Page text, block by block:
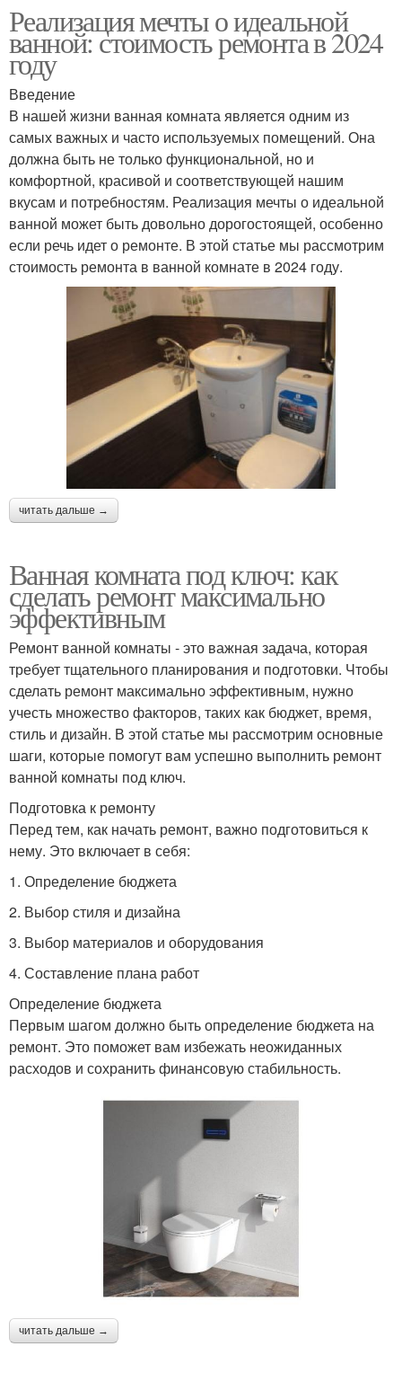
Реализация мечты о идеальной
ванной: стоимость ремонта в 2024
году
Введение
В нашей жизни ванная комната является одним из
самых важных и часто используемых помещений. Она
должна быть не только функциональной, но и
комфортной, красивой и соответствующей нашим
вкусам и потребностям. Реализация мечты о идеальной
ванной может быть довольно дорогостоящей, особенно
если речь идет о ремонте. В этой статье мы рассмотрим
стоимость ремонта в ванной комнате в 2024 году.
читать дальше →
Ванная комната под ключ: как
сделать ремонт максимально
эффективным
Ремонт ванной комнаты - это важная задача, которая
требует тщательного планирования и подготовки. Чтобы
сделать ремонт максимально эффективным, нужно
учесть множество факторов, таких как бюджет, время,
стиль и дизайн. В этой статье мы рассмотрим основные
шаги, которые помогут вам успешно выполнить ремонт
ванной комнаты под ключ.
Подготовка к ремонту
Перед тем, как начать ремонт, важно подготовиться к
нему. Это включает в себя:
1. Определение бюджета
2. Выбор стиля и дизайна
3. Выбор материалов и оборудования
4. Составление плана работ
Определение бюджета
Первым шагом должно быть определение бюджета на
ремонт. Это поможет вам избежать неожиданных
расходов и сохранить финансовую стабильность.
читать дальше →